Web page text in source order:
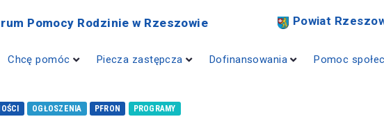
Pomocy Rodzinie w Rzeszowie Powiat
Chcę pomóc Piecza zastępcza Dofinansowania Pomoc
OGŁOSZENIA PFRON PROGRAMY